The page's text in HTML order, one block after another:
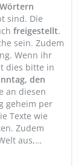
sind. Die
freigestellt.
sein. Zudem
Wenn ihr
dies bitte in
den
an diesen
geheim per
Texte wie
Zudem
aus,…